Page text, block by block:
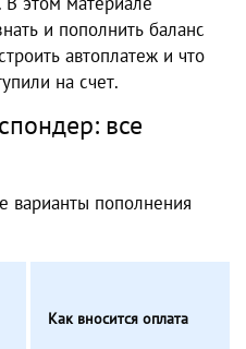
и пополнить баланс
автоплатеж и что
на счет.
все
варианты пополнения
Как вносится оплата